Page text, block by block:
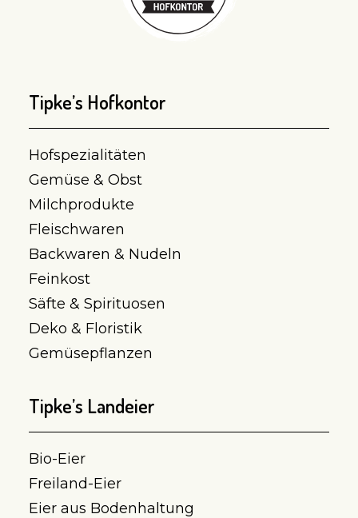
Tipke’s Hofkontor
Hofspezialitäten
Gemüse & Obst
Milchprodukte
Fleischwaren
Backwaren & Nudeln
Feinkost
Säfte & Spirituosen
Deko & Floristik
Gemüsepflanzen
Tipke’s Landeier
Bio-Eier
Freiland-Eier
Eier aus Bodenhaltung